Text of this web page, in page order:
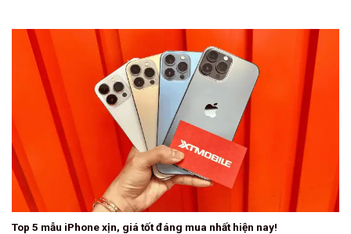
Top 5 mẫu iPhone xịn, giá tốt đáng mua nhất hiện nay!